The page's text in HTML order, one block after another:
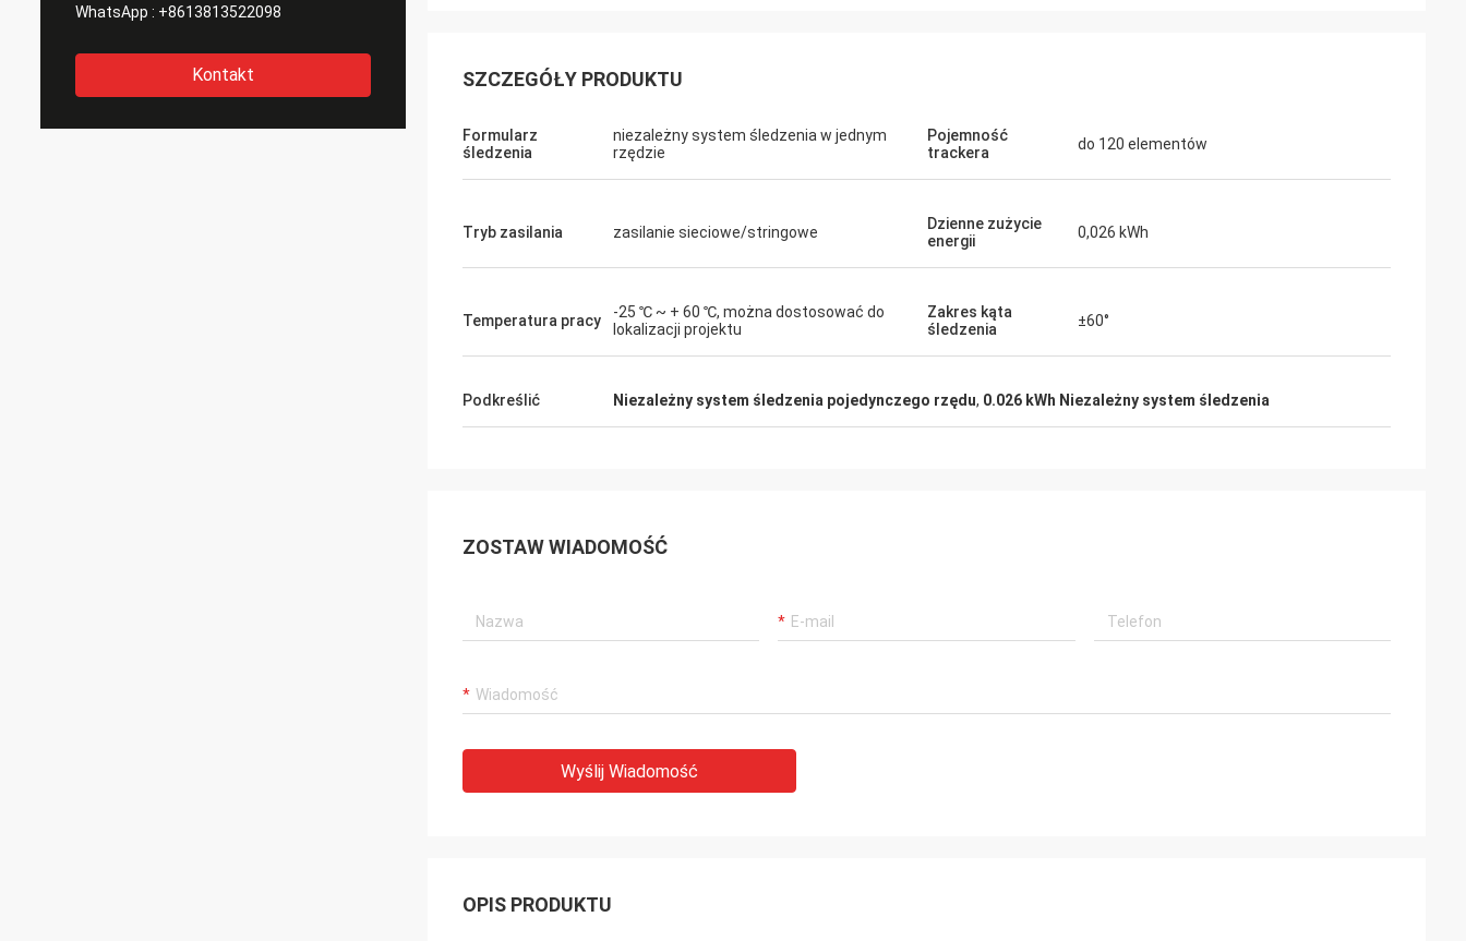
WhatsApp : +8613813522098
Kontakt SZCZEGÓŁY PRODUKTU
Formularz
śledzenia
niezależny system śledzenia w jednym
rzędzie
Pojemność
trackera
do 120 elementów
Tryb zasilania zasilanie sieciowe/stringowe
Dzienne zużycie
energii
0,026 kWh
Temperatura pracy
-25 ℃ ~ + 60 ℃, można dostosować do
lokalizacji projektu
Zakres kąta
śledzenia
±60°
Podkreślić Niezależny system śledzenia pojedynczego rzędu, 0.026 kWh Niezależny system śledzenia
ZOSTAW WIADOMOŚĆ
Wyślij Wiadomość
OPIS PRODUKTU